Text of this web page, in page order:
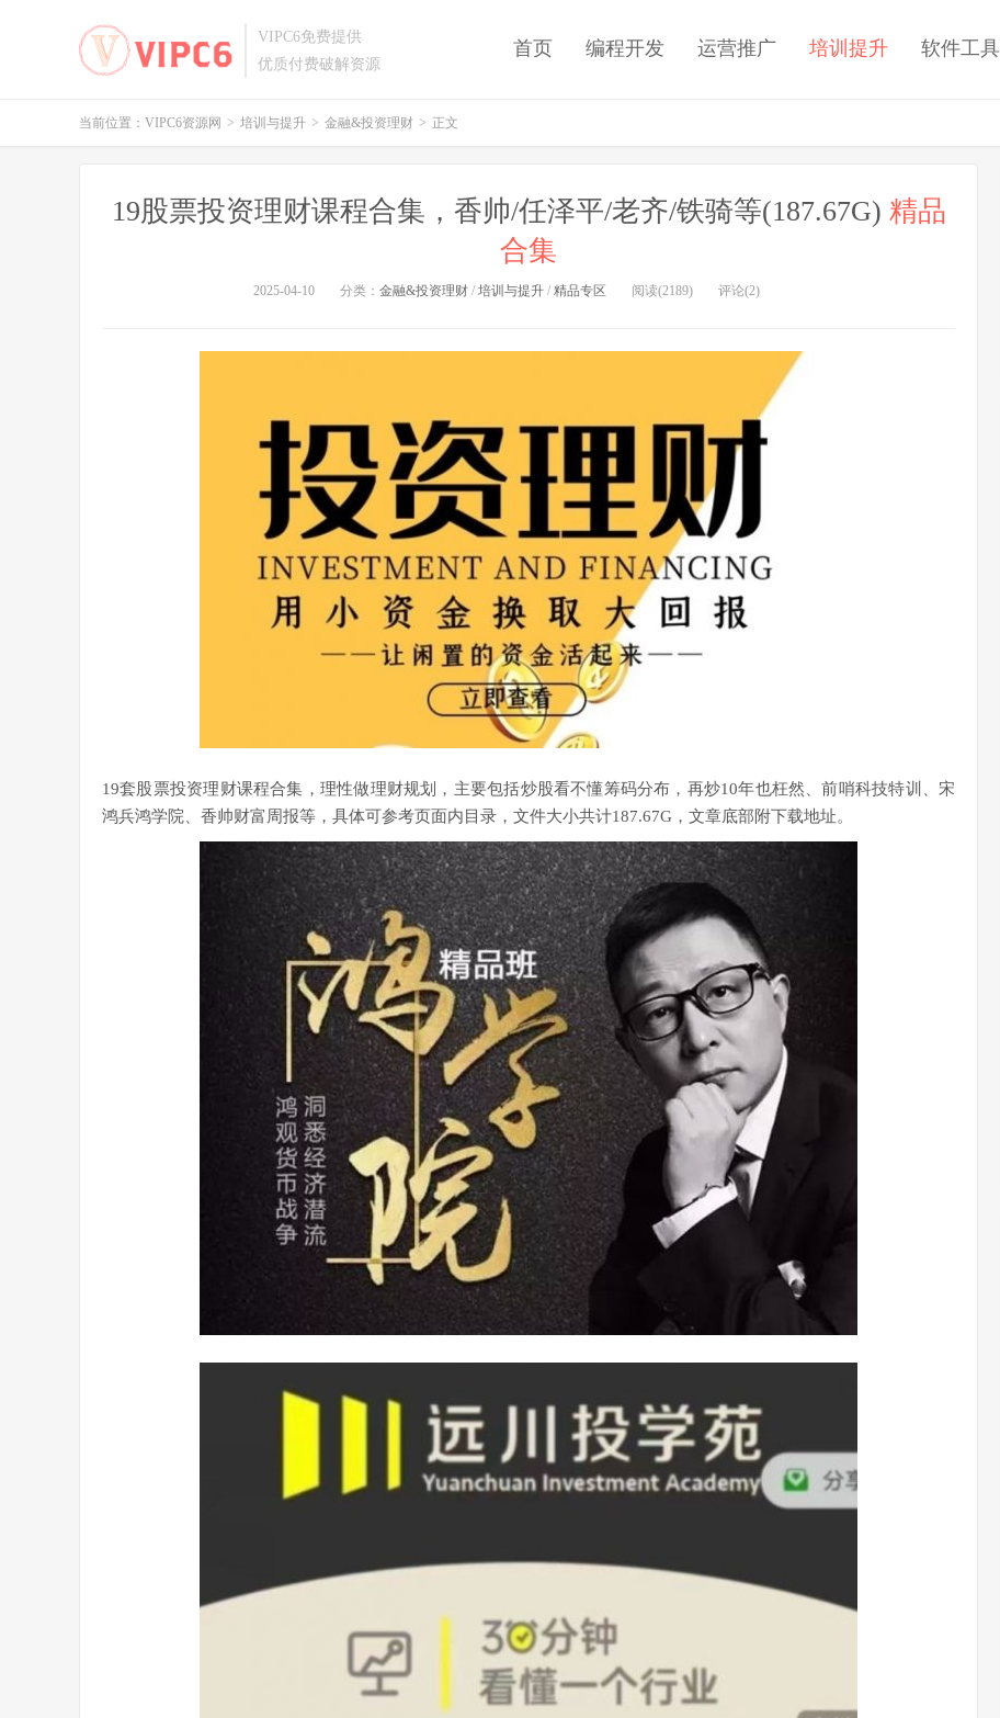
VIPC6免费提供
优质付费破解资源
首页 编程开发 运营推广 培训提升 软件工具
当前位置： VIPC6资源网 > 培训与提升 > 金融&投资理财 > 正文
19股票投资理财课程合集，香帅/任泽平/老齐/铁骑等(187.67G) 精品
合集
2025-04-10 分类： 金融&投资理财 / 培训与提升 / 精品专区 阅读(2189) 评论(2)
19套股票投资理财课程合集，理性做理财规划，主要包括炒股看不懂筹码分布，再炒10年也枉然、前哨科技特训、宋
鸿兵鸿学院、香帅财富周报等，具体可参考页面内目录，文件大小共计187.67G，文章底部附下载地址。